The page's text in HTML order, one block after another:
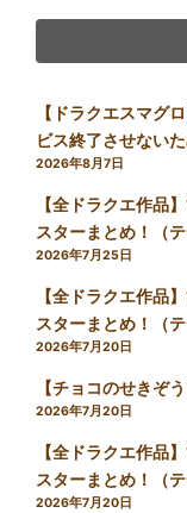
【ドラクエスマグ
ビス終了させない
2026年8月7日
【全ドラクエ作品
スターまとめ！（テ
2026年7月25日
【全ドラクエ作品
スターまとめ！（テ
2026年7月20日
【チョコのせきぞ
2026年7月20日
【全ドラクエ作品
スターまとめ！（テ
2026年7月20日